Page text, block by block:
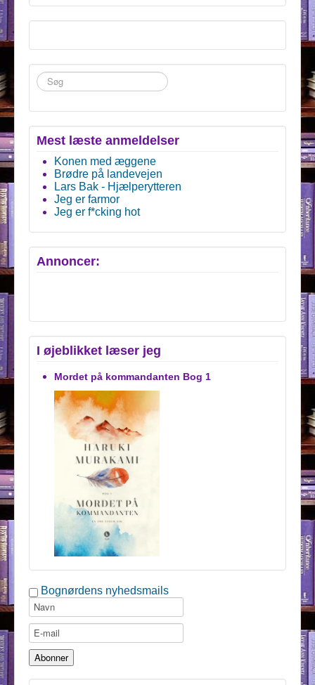
Søg
...
Mest læste anmeldelser
Konen med æggene
Brødre på landevejen
Lars Bak - Hjælperytteren
Jeg er farmor
Jeg er f*cking hot
Annoncer:
I øjeblikket læser jeg
Mordet på kommandanten Bog 1
Bognørdens nyhedsmails